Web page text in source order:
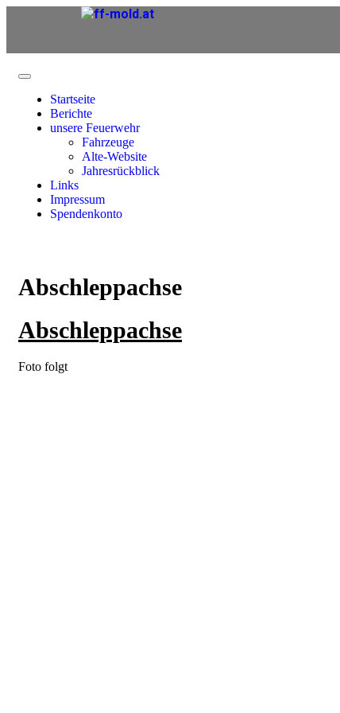
Startseite
Berichte
unsere Feuerwehr
Fahrzeuge
Alte-Website
Jahresrückblick
Links
Impressum
Spendenkonto
Abschleppachse
Abschleppachse
Foto folgt